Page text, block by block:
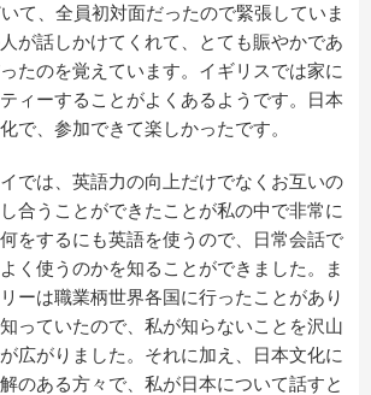
て、全員初対面だったので緊張していま
が話しかけてくれて、とても賑やかであ
たのを覚えています。イギリスでは家に
ィーすることがよくあるようです。日本
で、参加できて楽しかったです。
では、英語力の向上だけでなくお互いの
合うことができたことが私の中で非常に
をするにも英語を使うので、日常会話で
く使うのかを知ることができました。ま
ーは職業柄世界各国に行ったことがあり
っていたので、私が知らないことを沢山
広がりました。それに加え、日本文化に
のある方々で、私が日本について話すと